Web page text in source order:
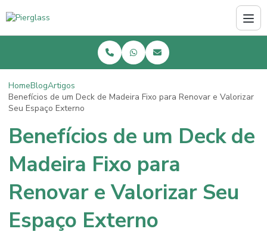
HomeBlogArtigos
Benefícios de um Deck de Madeira Fixo para Renovar e Valorizar
Seu Espaço Externo
Benefícios de um Deck de
Madeira Fixo para
Renovar e Valorizar Seu
Espaço Externo